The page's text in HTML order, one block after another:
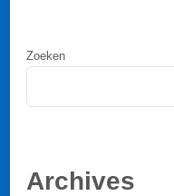
Zoeken
Archives